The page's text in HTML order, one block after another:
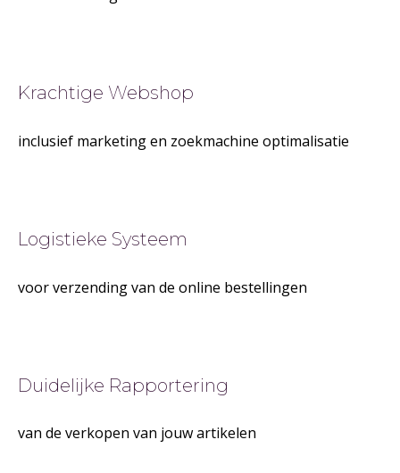
Krachtige Webshop
inclusief marketing en zoekmachine optimalisatie
Logistieke Systeem
voor verzending van de online bestellingen
Duidelijke Rapportering
van de verkopen van jouw artikelen